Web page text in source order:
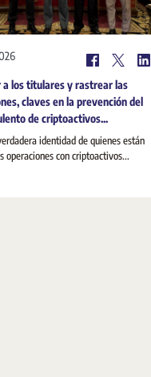
los titulares y rastrear las
claves en la prevención del
de criptoactivos...
identidad de quienes están
operaciones con criptoactivos...